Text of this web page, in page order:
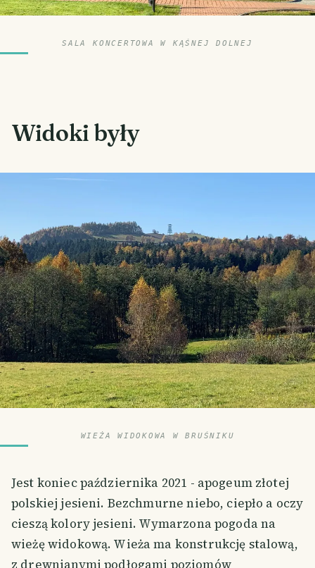
SALA KONCERTOWA W KĄŚNEJ DOLNEJ
Widoki były
WIEŻA WIDOKOWA W BRUŚNIKU
Jest koniec października 2021 - apogeum złotej
polskiej jesieni. Bezchmurne niebo, ciepło a oczy
cieszą kolory jesieni. Wymarzona pogoda na
wieżę widokową. Wieża ma konstrukcję stalową,